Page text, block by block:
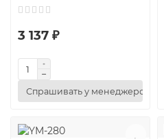
3 137 ₽
Спрашивать у менеджеров